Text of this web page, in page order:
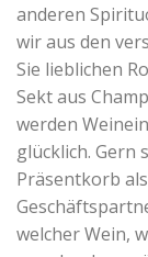
anderen
wir aus den
Sie lieblichen
Sekt aus
werden
glücklich. Gern
Präsentkorb
welcher Wein,